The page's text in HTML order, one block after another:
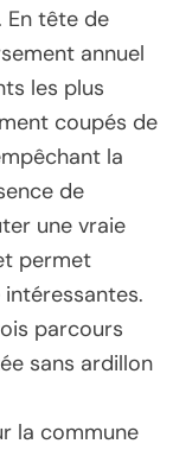
En tête de
annuel
les plus
coupés de
la
de
une vraie
permet
parcours
sans ardillon
la commune